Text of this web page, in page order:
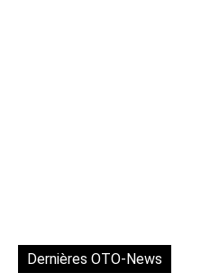
Dernières OTO-News